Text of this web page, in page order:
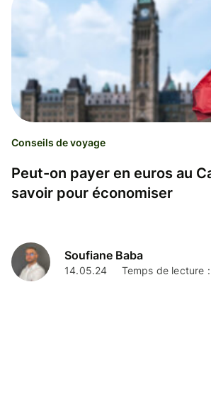
Conseils de voyage
Peut-on payer en euros au
savoir pour économiser
Soufiane Baba
14.05.24 Temps de lecture